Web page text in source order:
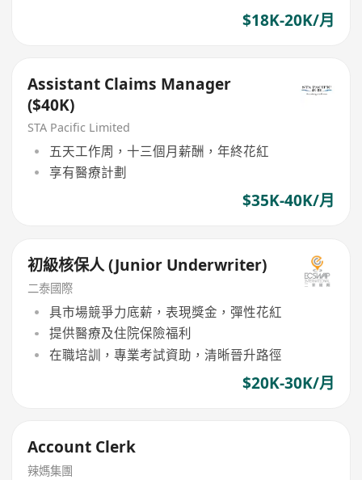
$18K-20K/月
Assistant Claims Manager
($40K)
STA Pacific Limited
五天工作周，十三個月薪酬，年終花紅
享有醫療計劃
$35K-40K/月
初級核保人 (Junior Underwriter)
二泰國際
具市場競爭力底薪，表現獎金，彈性花紅
提供醫療及住院保險福利
在職培訓，專業考試資助，清晰晉升路徑
$20K-30K/月
Account Clerk
辣媽集團